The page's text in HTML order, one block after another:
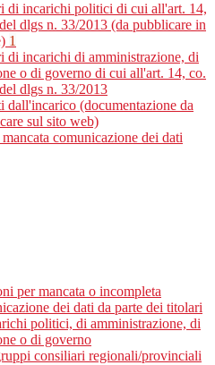
di incarichi politici di cui all'art. 14,
dlgs n. 33/2013 (da pubblicare in
1
di incarichi di amministrazione, di
o di governo di cui all'art. 14, co.
dlgs n. 33/2013
dall'incarico (documentazione da
sul sito web)
comunicazione dei dati
per mancata o incompleta
dei dati da parte dei titolari
politici, di amministrazione, di
o di governo
consiliari regionali/provinciali